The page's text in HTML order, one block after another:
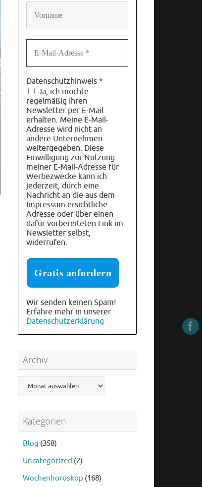
Datenschutzhinweis *
Ja, ich möchte
regelmäßig Ihren
Newsletter per E-Mail
erhalten. Meine E-Mail-
Adresse wird nicht an
andere Unternehmen
weitergegeben. Diese
Einwilligung zur Nutzung
meiner E-Mail-Adresse für
Werbezwecke kann ich
jederzeit, durch eine
Nachricht an die aus dem
Impressum ersichtliche
Adresse oder über einen
dafür vorbereiteten Link im
Newsletter selbst,
widerrufen.
Wir senden keinen Spam!
Erfahre mehr in unserer
Datenschutzerklärung
Archiv
Archiv
Kategorien
Blog (358)
Uncategorized (2)
Wochenhoroskop (168)